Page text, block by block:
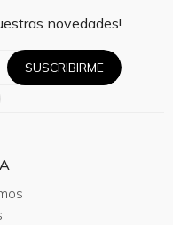
novedades!
SUSCRIBIRME